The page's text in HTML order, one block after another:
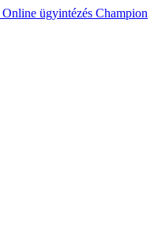
Online ügyintézés Champion